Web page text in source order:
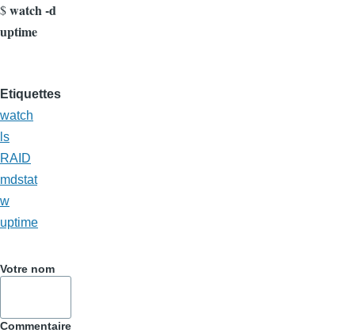
$watch -d
uptime
Etiquettes
watch
ls
RAID
mdstat
w
uptime
Votre nom
Commentaire